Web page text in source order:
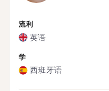
流利
英语
学
西班牙语